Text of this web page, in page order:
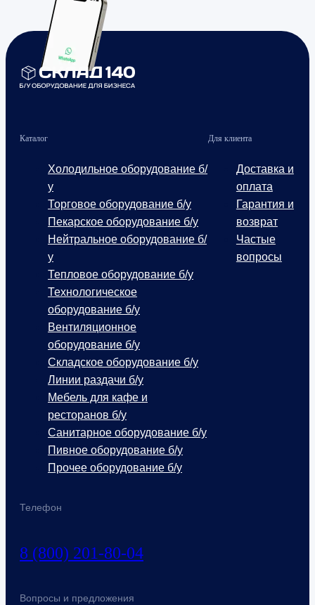
Телефон
8 (800) 201-80-04
Вопросы и предложения
Каталог
Холодильное оборудование б/
у
Торговое оборудование б/у
Пекарское оборудование б/у
Нейтральное оборудование б/
у
Тепловое оборудование б/у
Технологическое
оборудование б/у
Вентиляционное
оборудование б/у
Складское оборудование б/у
Линии раздачи б/у
Мебель для кафе и
ресторанов б/у
Санитарное оборудование б/у
Пивное оборудование б/у
Прочее оборудование б/у
Для клиента
Доставка и
оплата
Гарантия и
возврат
Частые
вопросы